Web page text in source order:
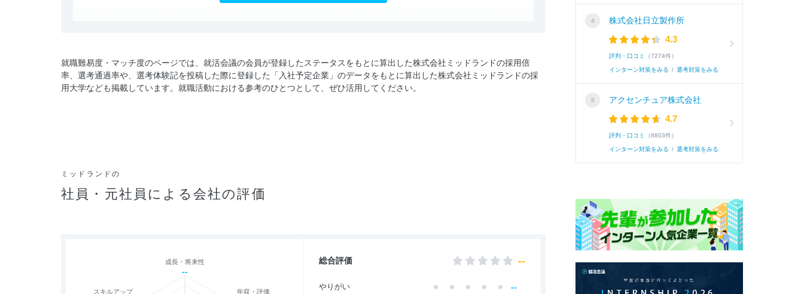
就職難易度・マッチ度のページでは、就活会議の会員が登録したステータスをもとに算出した株式会社ミッドランドの採用倍
率、選考通過率や、選考体験記を投稿した際に登録した「入社予定企業」のデータをもとに算出した株式会社ミッドランドの採
用大学なども掲載しています。就職活動における参考のひとつとして、ぜひ活用してください。
ミッドランドの
社員・元社員による会社の評価
成長・将来性
--
年収・評価
スキルアップ
総合評価 --
やりがい --
株式会社日立製作所
4.3
評判・口コミ （7274件）
インターン対策をみる / 選考対策をみる
アクセンチュア株式会社
4.7
評判・口コミ （8803件）
インターン対策をみる / 選考対策をみる